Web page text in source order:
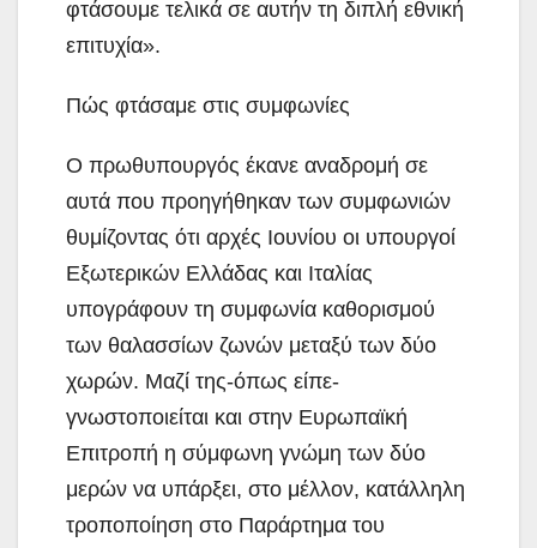
φτάσουμε τελικά σε αυτήν τη διπλή εθνική
επιτυχία».
Πώς φτάσαμε στις συμφωνίες
Ο πρωθυπουργός έκανε αναδρομή σε
αυτά που προηγήθηκαν των συμφωνιών
θυμίζοντας ότι αρχές Ιουνίου οι υπουργοί
Εξωτερικών Ελλάδας και Ιταλίας
υπογράφουν τη συμφωνία καθορισμού
των θαλασσίων ζωνών μεταξύ των δύο
χωρών. Μαζί της-όπως είπε-
γνωστοποιείται και στην Ευρωπαϊκή
Επιτροπή η σύμφωνη γνώμη των δύο
μερών να υπάρξει, στο μέλλον, κατάλληλη
τροποποίηση στο Παράρτημα του